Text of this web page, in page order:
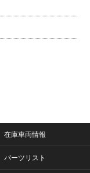
在庫車両情報
パーツリスト